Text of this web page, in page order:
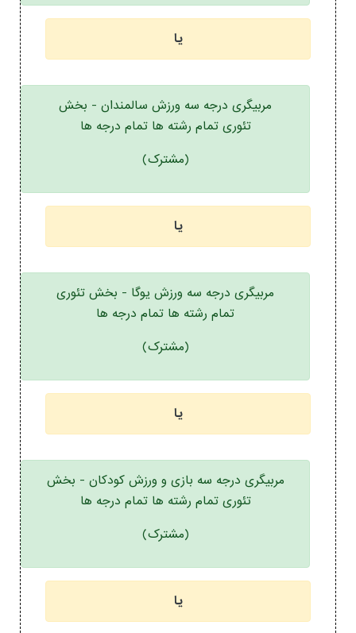
یا
مربیگری درجه سه ورزش سالمندان - بخش
تئوری تمام رشته ها تمام درجه ها
(مشترک)
یا
مربیگری درجه سه ورزش یوگا - بخش تئوری
تمام رشته ها تمام درجه ها
(مشترک)
یا
مربیگری درجه سه بازی و ورزش کودکان - بخش
تئوری تمام رشته ها تمام درجه ها
(مشترک)
یا